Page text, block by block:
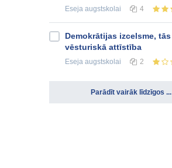
Eseja augstskolai 4
Demokrātijas izcelsme, tās
vēsturiskā attīstība
Eseja augstskolai 2
Parādīt vairāk līdzīgos ...